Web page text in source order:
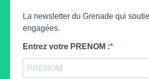
La newsletter du Grenade qui
engagées.
Entrez votre PRENOM :